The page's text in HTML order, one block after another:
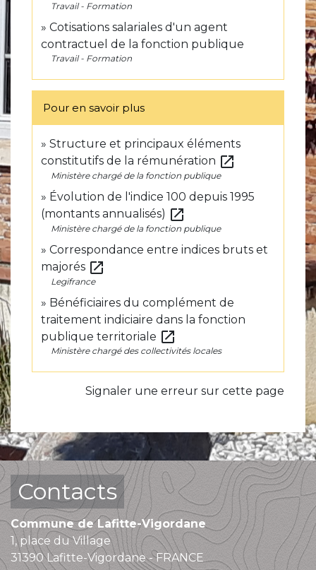
Travail - Formation
Cotisations salariales d'un agent
contractuel de la fonction publique
Travail - Formation
Pour en savoir plus
Structure et principaux éléments
constitutifs de la rémunération open_in_new
Ministère chargé de la fonction publique
Évolution de l'indice 100 depuis 1995
(montants annualisés) open_in_new
Ministère chargé de la fonction publique
Correspondance entre indices bruts et
majorés open_in_new
Legifrance
Bénéficiaires du complément de
traitement indiciaire dans la fonction
publique territoriale open_in_new
Ministère chargé des collectivités locales
Signaler une erreur sur cette page
Contacts
Commune de Lafitte-Vigordane
1, place du Village
31390 Lafitte-Vigordane - FRANCE